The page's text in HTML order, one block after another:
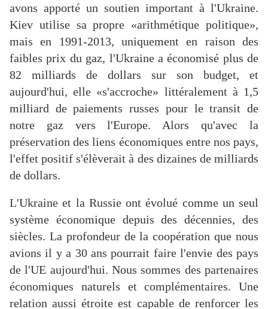
avons apporté un soutien important à l'Ukraine.
Kiev utilise sa propre «arithmétique politique»,
mais en 1991-2013, uniquement en raison des
faibles prix du gaz, l'Ukraine a économisé plus de
82 milliards de dollars sur son budget, et
aujourd'hui, elle «s'accroche» littéralement à 1,5
milliard de paiements russes pour le transit de
notre gaz vers l'Europe. Alors qu'avec la
préservation des liens économiques entre nos pays,
l'effet positif s'élèverait à des dizaines de milliards
de dollars.
L'Ukraine et la Russie ont évolué comme un seul
système économique depuis des décennies, des
siècles. La profondeur de la coopération que nous
avions il y a 30 ans pourrait faire l'envie des pays
de l'UE aujourd'hui. Nous sommes des partenaires
économiques naturels et complémentaires. Une
relation aussi étroite est capable de renforcer les